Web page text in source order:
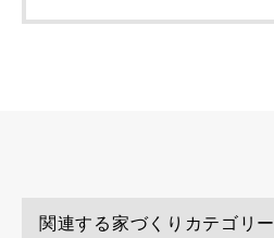
関連する家づくりカテゴリー